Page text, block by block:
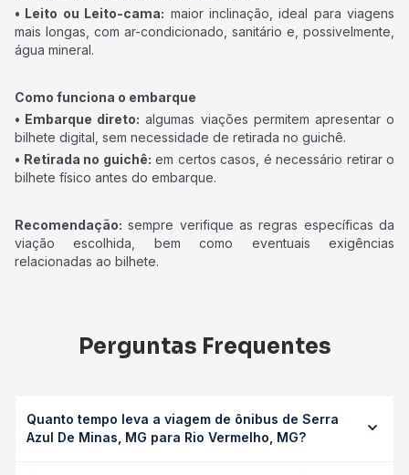
• Leito ou Leito-cama: maior inclinação, ideal para viagens
mais longas, com ar-condicionado, sanitário e, possivelmente,
água mineral.
Como funciona o embarque
• Embarque direto: algumas viações permitem apresentar o
bilhete digital, sem necessidade de retirada no guichê.
• Retirada no guichê: em certos casos, é necessário retirar o
bilhete físico antes do embarque.
Recomendação: sempre verifique as regras específicas da
viação escolhida, bem como eventuais exigências
relacionadas ao bilhete.
Perguntas Frequentes
Quanto tempo leva a viagem de ônibus de Serra
Azul De Minas, MG para Rio Vermelho, MG?